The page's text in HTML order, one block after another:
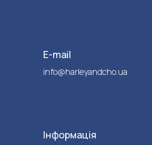
E-mail
info@harleyandcho.ua
Інформація